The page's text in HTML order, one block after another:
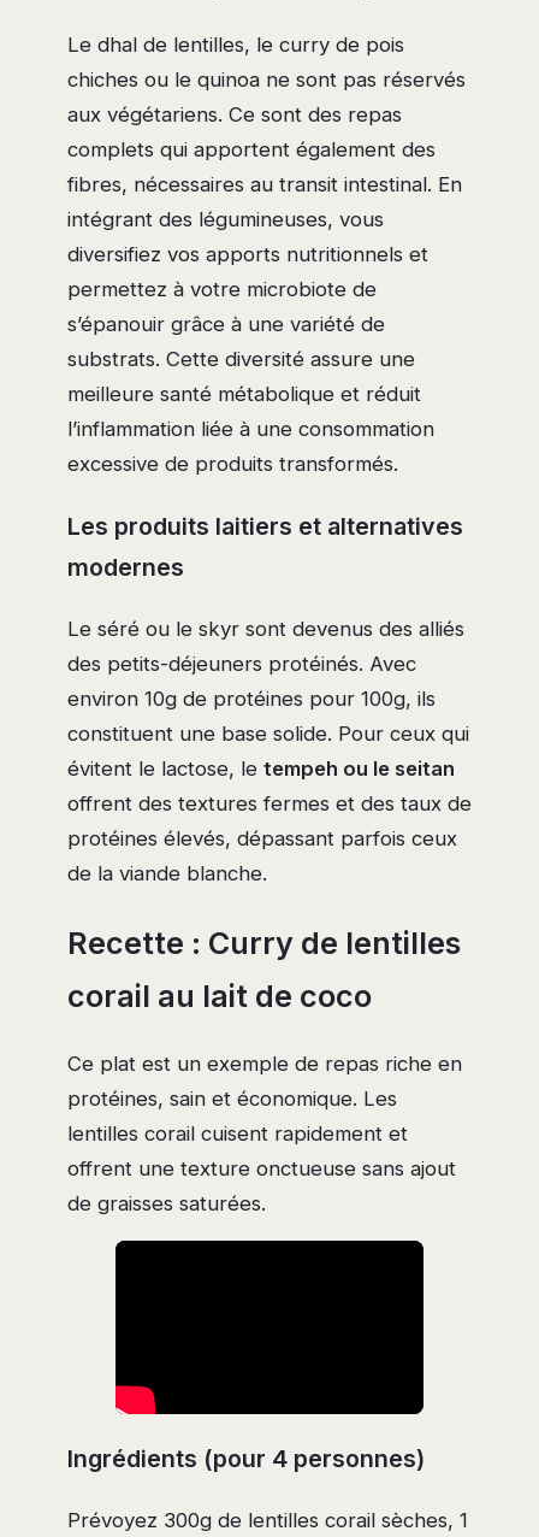
Le dhal de lentilles, le curry de pois
chiches ou le quinoa ne sont pas réservés
aux végétariens. Ce sont des repas
complets qui apportent également des
fibres, nécessaires au transit intestinal. En
intégrant des légumineuses, vous
diversifiez vos apports nutritionnels et
permettez à votre microbiote de
s’épanouir grâce à une variété de
substrats. Cette diversité assure une
meilleure santé métabolique et réduit
l’inflammation liée à une consommation
excessive de produits transformés.
Les produits laitiers et alternatives
modernes
Le séré ou le skyr sont devenus des alliés
des petits-déjeuners protéinés. Avec
environ 10g de protéines pour 100g, ils
constituent une base solide. Pour ceux qui
évitent le lactose, le tempeh ou le seitan
offrent des textures fermes et des taux de
protéines élevés, dépassant parfois ceux
de la viande blanche.
Recette : Curry de lentilles
corail au lait de coco
Ce plat est un exemple de repas riche en
protéines, sain et économique. Les
lentilles corail cuisent rapidement et
offrent une texture onctueuse sans ajout
de graisses saturées.
Ingrédients (pour 4 personnes)
Prévoyez 300g de lentilles corail sèches, 1